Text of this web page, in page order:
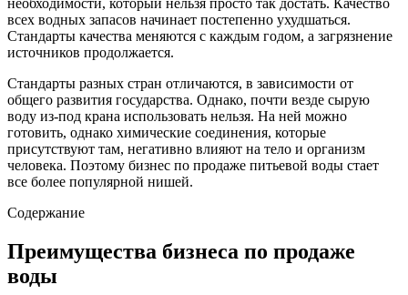
всех водных запасов начинает постепенно ухудшаться.
Стандарты качества меняются с каждым годом, а загрязнение
источников продолжается.
Стандарты разных стран отличаются, в зависимости от
общего развития государства. Однако, почти везде сырую
воду из-под крана использовать нельзя. На ней можно
готовить, однако химические соединения, которые
присутствуют там, негативно влияют на тело и организм
человека. Поэтому бизнес по продаже питьевой воды стает
все более популярной нишей.
Содержание
Преимущества бизнеса по продаже
воды